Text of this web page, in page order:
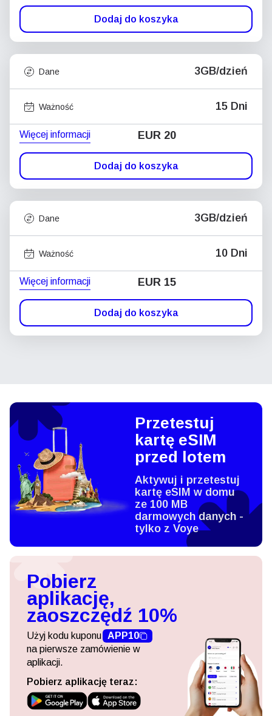
Dodaj do koszyka
Dane 3GB/dzień
Ważność 15 Dni
Więcej informacji EUR 20
Dodaj do koszyka
Dane 3GB/dzień
Ważność 10 Dni
Więcej informacji EUR 15
Dodaj do koszyka
Przetestuj
kartę eSIM
przed lotem
Aktywuj i przetestuj
kartę eSIM w domu
ze 100 MB
darmowych danych -
tylko z Voye
Pobierz
aplikację,
zaoszczędź 10%
Użyj kodu kuponu APP10
na pierwsze zamówienie w
aplikacji.
Pobierz aplikację teraz: